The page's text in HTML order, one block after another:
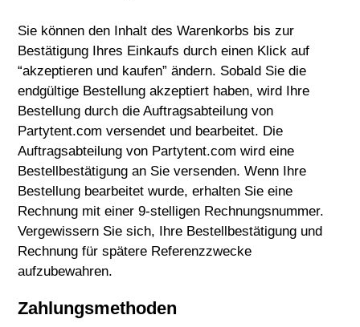
Sie können den Inhalt des Warenkorbs bis zur
Bestätigung Ihres Einkaufs durch einen Klick auf
“akzeptieren und kaufen” ändern. Sobald Sie die
endgültige Bestellung akzeptiert haben, wird Ihre
Bestellung durch die Auftragsabteilung von
Partytent.com versendet und bearbeitet. Die
Auftragsabteilung von Partytent.com wird eine
Bestellbestätigung an Sie versenden. Wenn Ihre
Bestellung bearbeitet wurde, erhalten Sie eine
Rechnung mit einer 9-stelligen Rechnungsnummer.
Vergewissern Sie sich, Ihre Bestellbestätigung und
Rechnung für spätere Referenzzwecke
aufzubewahren.
Zahlungsmethoden